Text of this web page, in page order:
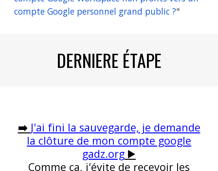
compte Google personnel grand public ?"
DERNIERE ÉTAPE
➡️ J'ai fini la sauvegarde, je demande
la clôture de mon compte google
gadz.org ▶️
Comme ça, j'évite de recevoir les